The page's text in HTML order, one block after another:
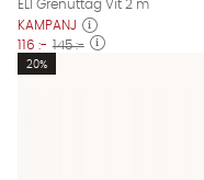
ELI Grenuttag Vit 2 m
KAMPANJ
116 :- 145 :-
20%